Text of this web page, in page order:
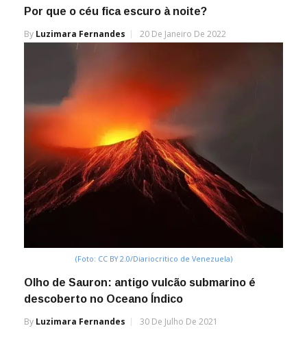
Por que o céu fica escuro à noite?
By Luzimara Fernandes 20 De Janeiro De 2022
(Foto: CC BY 2.0/Diariocritico de Venezuela)
Olho de Sauron: antigo vulcão submarino é
descoberto no Oceano Índico
By Luzimara Fernandes 30 De Julho De 2021